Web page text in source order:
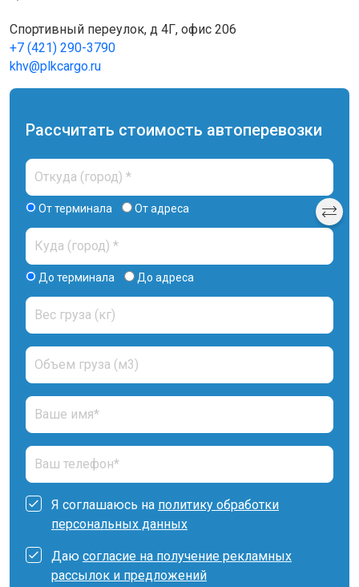
Спортивный переулок, д 4Г, офис 206
+7 (421) 290-3790
khv@plkcargo.ru
Рассчитать стоимость автоперевозки
От терминала От адреса
До терминала До адреса
Я соглашаюсь на политику обработки
персональных данных
Даю согласие на получение рекламных
рассылок и предложений